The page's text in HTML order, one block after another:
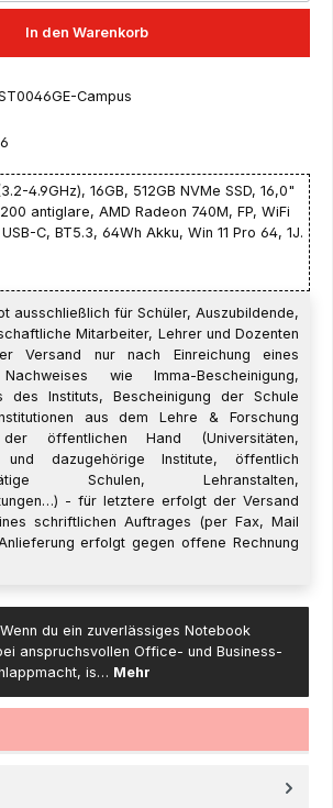
In den Warenkorb
Campus
4.9GHz), 16GB, 512GB NVMe SSD, 16,0"
antiglare, AMD Radeon 740M, FP, WiFi
C, BT5.3, 64Wh Akku, Win 11 Pro 64, 1J.
ausschließlich für Schüler, Auszubildende,
Mitarbeiter, Lehrer und Dozenten
Versand nur nach Einreichung eines
wie Imma-Bescheinigung,
des Instituts, Bescheinigung der Schule
aus dem Lehre & Forschung
öffentlichen Hand (Universitäten,
und dazugehörige Institute, öffentlich
Schulen, Lehranstalten,
- für letztere erfolgt der Versand
schriftlichen Auftrages (per Fax, Mail
erfolgt gegen offene Rechnung
Wenn du ein zuverlässiges Notebook
anspruchsvollen Office- und Business-
is… Mehr